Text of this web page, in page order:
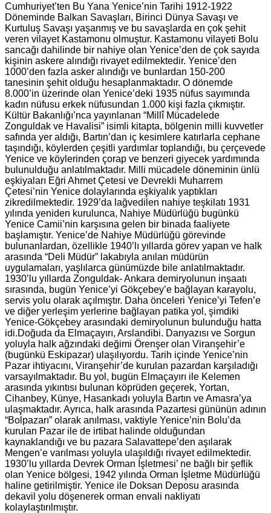
Cumhuriyet’ten Bu Yana Yenice’nin Tarihi 1912-1922
Döneminde Balkan Savaşları, Birinci Dünya Savaşı ve
Kurtuluş Savaşı yaşanmış ve bu savaşlarda en çok şehit
veren vilayet Kastamonu olmuştur. Kastamonu vilayeti Bolu
sancağı dahilinde bir nahiye olan Yenice’den de çok sayıda
kişinin askere alındığı rivayet edilmektedir. Yenice’den
1000’den fazla asker alındığı ve bunlardan 150-200
tanesinin şehit olduğu hesaplanmaktadır. O dönemde
8.000’in üzerinde olan Yenice’deki 1935 nüfus sayımında
kadın nüfusu erkek nüfusundan 1.000 kişi fazla çıkmıştır.
Kültür Bakanlığı’nca yayınlanan “Millî Mücadelede
Zonguldak ve Havalisi” isimli kitapta, bölgenin milli kuvvetler
safında yer aldığı, Bartın’dan iç kesimlere katırlarla cephane
taşındığı, köylerden çeşitli yardımlar toplandığı, bu çerçevede
Yenice ve köylerinden çorap ve benzeri giyecek yardımında
bulunulduğu anlatılmaktadır. Milli mücadele döneminin ünlü
eşkiyaları Eğri Ahmet Çetesi ve Devrekli Muharrem
Çetesi’nin Yenice dolaylarında eşkiyalık yaptıkları
zikredilmektedir. 1929’da lağvedilen nahiye teşkilatı 1931
yılında yeniden kurulunca, Nahiye Müdürlüğü bugünkü
Yenice Camii’nin karşısına gelen bir binada faaliyete
başlamıştır. Yenice’de Nahiye Müdürlüğü görevinde
bulunanlardan, özellikle 1940’lı yıllarda görev yapan ve halk
arasında “Deli Müdür” lakabıyla anılan müdürün
uygulamaları, yaşlılarca günümüzde bile anlatılmaktadır.
1930’lu yıllarda Zonguldak- Ankara demiryolunun inşaatı
sırasında, bugün Yenice’yi Gökçebey’e bağlayan karayolu,
servis yolu olarak açılmıştır. Daha önceleri Yenice’yi Tefen’e
ve diğer yerleşim yerlerine bağlayan patika yol, şimdiki
Yenice-Gökçebey arasındaki demiryolunun bulunduğu hatta
idi.Doğuda da Elmaçayırı, Arslandibi. Darıyazısı ve Sorgun
yoluyla halk ağzındaki değimi Örenşer olan Viranşehir’e
(bugünkü Eskipazar) ulaşılıyordu. Tarih içinde Yenice’nin
Pazar ihtiyacını, Viranşehir’de kurulan pazardan karşıladığı
varsayılmaktadır. Bu yol, bugün Elmaçayırı ile Kelemen
arasında yıkıntısı bulunan köprüden geçerek, Yortan,
Cihanbey, Künye, Hasankadı yoluyla Bartın ve Amasra’ya
ulaşmaktadır. Ayrıca, halk arasında Pazartesi gününün adının
“Bolpazarı” olarak anılması, vaktiyle Yenice’nin Bolu’da
kurulan Pazar ile de irtibat halinde olduğundan
kaynaklandığı ve bu pazara Salavattepe’den aşılarak
Mengen’e varılması yoluyla ulaşıldığı rivayet edilmektedir.
1930’lu yıllarda Devrek Orman İşletmesi’ ne bağlı bir şeflik
olan Yenice bölgesi, 1942 yılında Orman İşletme Müdürlüğü
haline getirilmiştir. Yenice ile Doksan Deposu arasında
dekavil yolu döşenerek orman envali nakliyatı
kolaylaştırılmıştır.